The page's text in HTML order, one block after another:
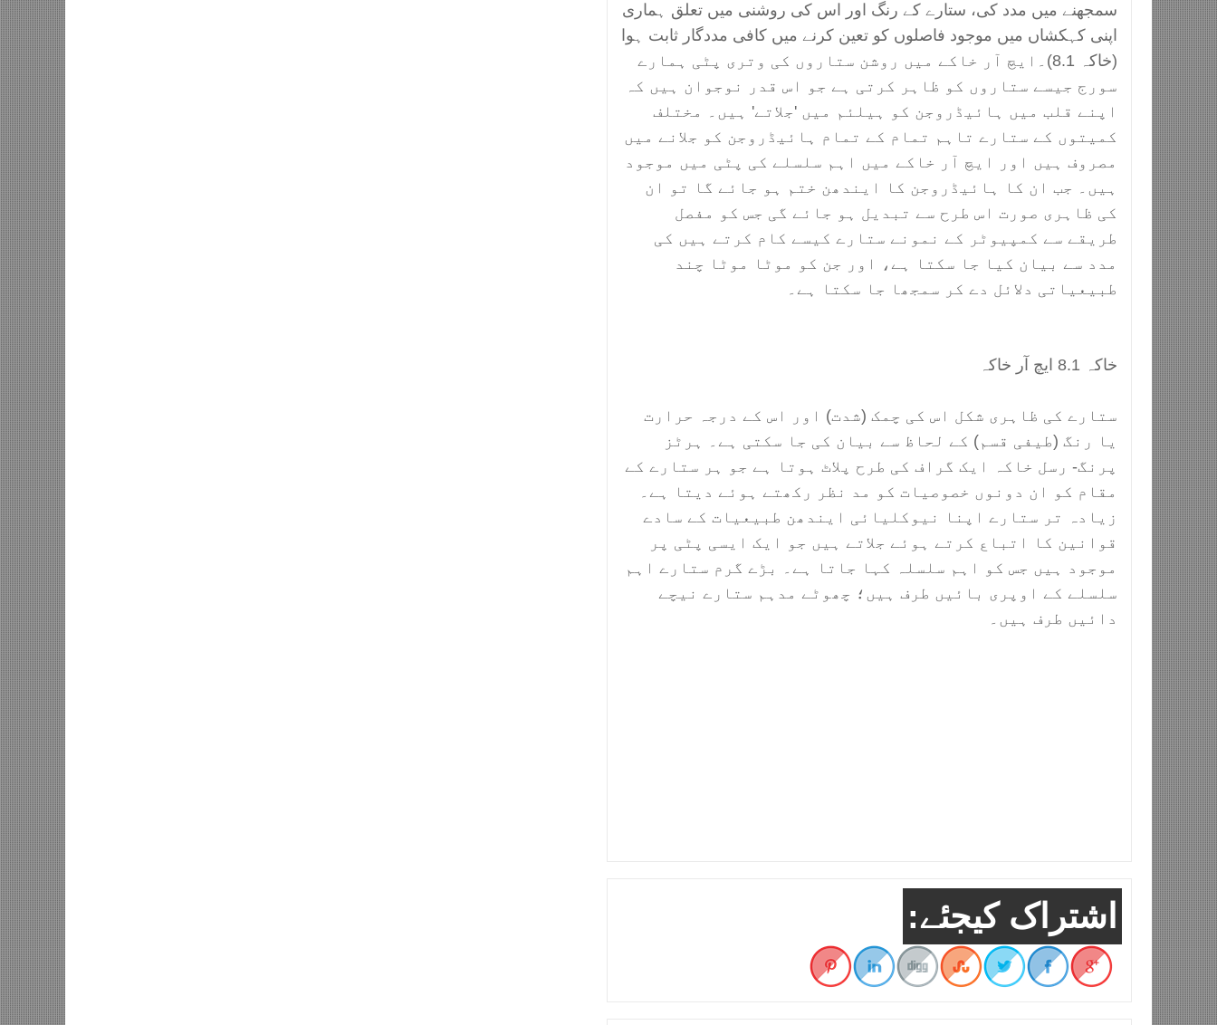
سمجھنے میں مدد کی، ستارے کے رنگ اور اس کی روشنی میں تعلق ہماری
اپنی کہکشاں میں موجود فاصلوں کو تعین کرنے میں کافی مددگار ثابت ہوا
(خاکہ 8.1)۔ایچ آر خاکے میں روشن ستاروں کی وتری پٹی ہمارے
سورج جیسے ستاروں کو ظاہر کرتی ہے جو اس قدر نوجوان ہیں کہ
اپنے قلب میں ہائیڈروجن کو ہیلئم میں 'جلاتے' ہیں۔ مختلف
کمیتوں کے ستارے تاہم تمام کے تمام ہائیڈروجن کو جلانے میں
مصروف ہیں اور ایچ آر خاکے میں اہم سلسلے کی پٹی میں موجود
ہیں۔ جب ان کا ہائیڈروجن کا ایندھن ختم ہو جائے گا تو ان
کی ظاہری صورت اس طرح سے تبدیل ہو جائے گی جس کو مفصل
طریقے سے کمپیوٹر کے نمونے ستارے کیسے کام کرتے ہیں کی
مدد سے بیان کیا جا سکتا ہے، اور جن کو موٹا موٹا چند
طبیعیاتی دلائل دے کر سمجھا جا سکتا ہے۔
خاکہ 8.1 ایچ آر خاکہ
ستارے کی ظاہری شکل اس کی چمک (شدت) اور اس کے درجہ حرارت
یا رنگ (طیفی قسم) کے لحاظ سے بیان کی جا سکتی ہے۔ ہرٹز
پرنگ- رسل خاکہ ایک گراف کی طرح پلاٹ ہوتا ہے جو ہر ستارے کے
مقام کو ان دونوں خصوصیات کو مد نظر رکھتے ہوئے دیتا ہے۔
زیادہ تر ستارے اپنا نیوکلیائی ایندھن طبیعیات کے سادے
قوانین کا اتباع کرتے ہوئے جلاتے ہیں جو ایک ایسی پٹی پر
موجود ہیں جس کو اہم سلسلہ کہا جاتا ہے۔ بڑے گرم ستارے اہم
سلسلے کے اوپری بائیں طرف ہیں؛ چھوٹے مدہم ستارے نیچے
دائیں طرف ہیں۔
اشتراک کیجئے: